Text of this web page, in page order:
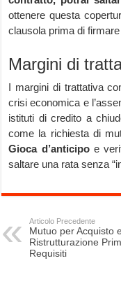
ottenere questa
clausola prima di
Margini di
I margini di trattativa
crisi economica e
istituti di credito a
come la richiesta di
Gioca d’anticipoe
saltare una rata senza
Articolo Precedente
Mutuo per Acquisto e
Ristrutturazione
Requisiti